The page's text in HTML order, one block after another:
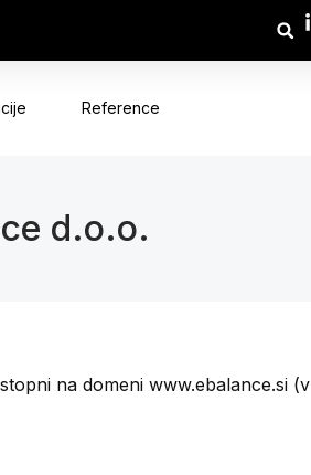
Reference
d.o.o.
na domeni www.ebalance.si (v